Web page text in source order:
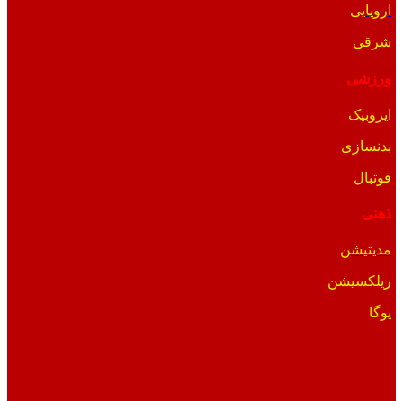
اروپایی
شرقی
ورزشی
ایروبیک
بدنسازی
فوتبال
ذهنی
مدیتیشن
ریلکسیشن
یوگا